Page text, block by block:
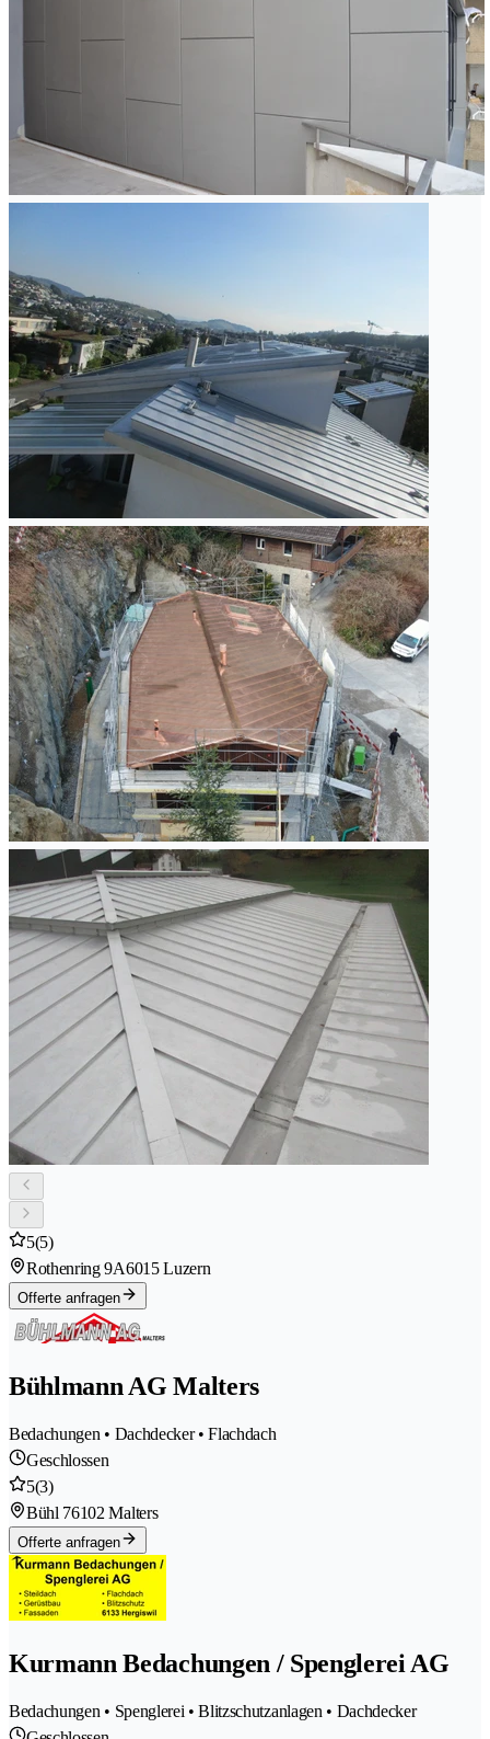
5(5)
Rothenring 9A6015 Luzern
Offerte anfragen
Bühlmann AG Malters
Bedachungen • Dachdecker • Flachdach
Geschlossen
5(3)
Bühl 76102 Malters
Offerte anfragen
Kurmann Bedachungen / Spenglerei AG
Bedachungen • Spenglerei • Blitzschutzanlagen • Dachdecker